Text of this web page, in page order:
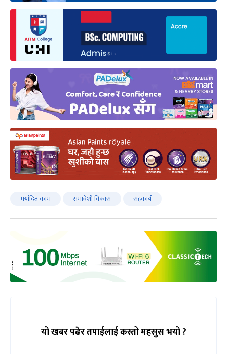
मर्यादित काम समावेशी विकास सहकार्य
यो खबर पढेर तपाईलाई कस्तो महसुस भयो ?